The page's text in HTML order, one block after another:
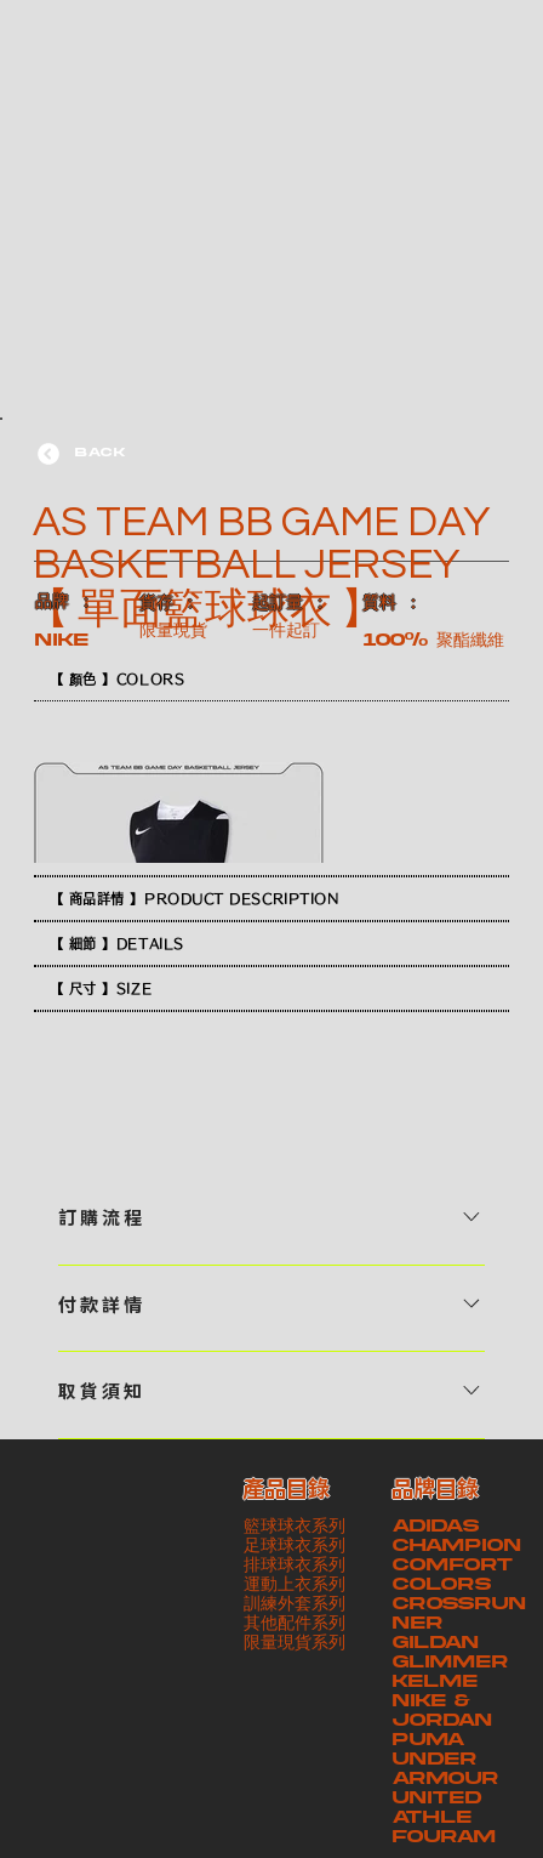
【 顏色 】COLORS
【 商品詳情 】PRODUCT DESCRIPTION
【 細節 】DETAILS
【 尺寸 】SIZE
BACK
AS TEAM BB GAME DAY
BASKETBALL JERSEY
【 單面籃球球衣 】
​品牌 ：
NIKE
​貨存 ：
限量現貨
​起訂量 ：
一件起訂
​質料 ：
100% 聚酯纖維
訂 購 流 程
預 約 〉，參看官網上的商品目錄和作品照片去選擇心儀的款式，同時可
報價 貴客可透過電郵方式或 WhatsApp 平台提交定製資料，4AM 團
相關價目，貴客最終確認後將獲取正式完整單據，請安排繳付貨款訂金以
啟動貨品製作 4 / 商品印製 訂金核實後，4AM 團隊將隨即開始製作 5
/ 貨品提取 商品製作完成後，4AM 團隊將聯絡貴客安排貨款餘額及提取
貨品。貴客可選擇最適合的付款方式以及取貨安排
付 款 詳 情
・ Payme ・ 現金機入數 ・ 銀行櫃檯入數 ・ ATM自動櫃員機轉帳 ・
交易單據。如貴客欲更改電郵地址，請與 4AM 團隊聯絡 - 貴客的付款
記錄可透過電郵 或 WhatsApp平台（ 請註明訂單編號 ）交予4AM 團
隊核實有關款項 - 任何轉帳或換匯交易手續費等額外費用，一概不歸屬
本公司之責任 - 貴客請於收獲本公司正式訂購單據後 3 個工作天內安排
付款。如未能按期繳付所需款項，貴客須緻交因逾期所衍生之額外行政費
取 貨 須 知
請與4AM團隊職員聯絡預約取貨時間｜​ ・ GoGoVan ｜即日完成配送
服務｜運費由貴客現金支付司機｜ ・ 順豐速運 ｜貨件運送需要多於2－
3個工作天｜到付｜​ - 貴客請於貨品可取日起之 10 個工作天內安排提取
貨品，如逾期未取，本公司將不予保存相關貨品。有關貨款訂金將不予歸
還，貴客仍須負責貨款餘額 - 貴客請於收貨時小心核對貨品數量及檢查
貨品品質 - 基於 S.F. Express / GoGoVan 等託運商為第三方服務，
本公司將保證貨品安全到達第三方手中。如第三方在運送過程中引致任何
有關貨品之遺失、損毀、誤投或運送延誤，本公司一律不負責
產品目錄
籃球球衣系列
足球球衣系列
排球球衣系列
運動上衣系列
訓練外套系列
其他配件系列
​限量現貨系列
ADIDAS
CHAMPION
COMFORT
COLORS
CROSSRUN
NER
GILDAN
GLIMMER
KELME
NIKE &
JORDAN
PUMA
UNDER
ARMOUR
UNITED
ATHLE
FOURAM
品牌目錄